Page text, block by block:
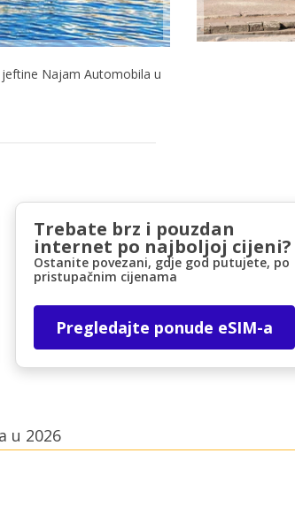
naših
eLinka
Najam Automobila u
Trebate brz i pouzdan
internet po najboljoj cijeni?
Ostanite povezani, gdje god putujete, po
pristupačnim cijenama
Pregledajte ponude eSIM-a
u 2026